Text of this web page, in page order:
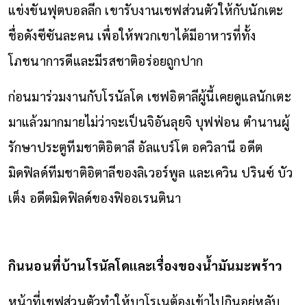
แข่งขันฟุตบอลลีก เขารับงานเชฟส่วนตัวให้กับนักเตะ
ชื่อดังซีซันละคน เพื่อให้พวกเขาได้มีอาหารที่ทั้ง
โภชนาการดีและมีรสชาติอร่อยถูกปาก
ก่อนมาร่วมงานกับโรนัลโด เชฟอิตาลีผู้นี้เคยดูแลนักเตะ
มาแล้วมากมายไม่ว่าจะเป็นจิอันลุยจิ บุฟฟ่อน ตำนานผู้
รักษาประตูทีมชาติอิตาลี อัลแบร์โต อควิลานี อดีต
มิดฟิลด์ทีมชาติอิตาลีของลิเวอร์พูล และเควิน ปรินซ์ บัว
เต็ง อดีตมิดฟิลด์ของฟิออเรนตินา
กินนอนที่บ้านโรนัลโดและเรื่องของน้ำมันมะพร้าว
หน้าที่เชฟส่วนตัวทำให้บาโรเนต้องเข้าไปกินอยู่หลับ